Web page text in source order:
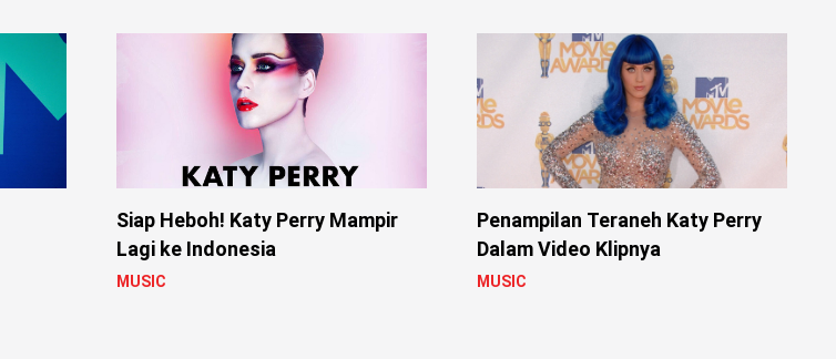
Siap Heboh! Katy Perry Mampir
Lagi ke Indonesia
MUSIC
Penampilan Teraneh Katy Perry
Dalam Video Klipnya
MUSIC